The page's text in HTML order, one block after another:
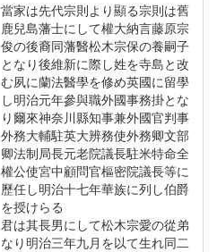
當家は先代宗則より顯る宗則は舊
鹿兒島藩士にして權大納言藤原宗
俊の後裔同藩醫松木宗保の養嗣子
となり後維新に際し姓を寺島と改
む夙に蘭法醫學を修め英國に留學
し明治元年參與職外國事務掛とな
り爾來神奈川縣知事兼外國官判事
外務大輔駐英大辨務使外務卿文部
卿法制局長元老院議長駐米特命全
權公使宮中顧問官樞密院議長等に
歷任し明治十七年華族に列し伯爵
を授けらる
君は其長男にして松木宗愛の從弟
なり明治三年九月を以て生れ同二